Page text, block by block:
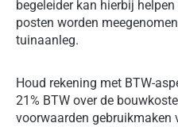
begeleider kan hierbij
posten worden
tuinaanleg.
Houd rekening met BTW-
21% BTW over de
voorwaarden gebruikmaken